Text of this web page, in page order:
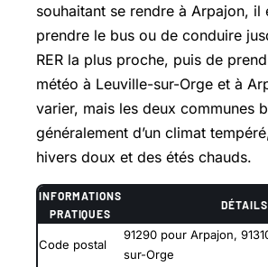
souhaitant se rendre à Arpajon, il
prendre le bus ou de conduire
RER la plus proche, puis de
météo à Leuville-sur-Orge et à
varier, mais les deux communes
généralement d’un climat
hivers doux et des étés chauds.
INFORMATIONS
PRATIQUES
DÉTAILS
Code postal
91290 pour Arpajon,
sur-Orge